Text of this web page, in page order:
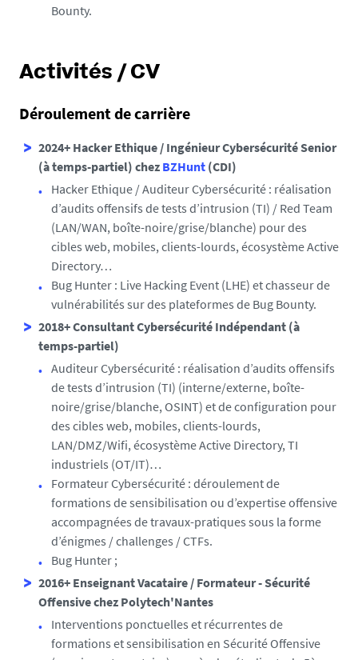
Bounty.
Activités / CV
Déroulement de carrière
2024+ Hacker Ethique / Ingénieur Cybersécurité Senior
(à temps-partiel) chez BZHunt (CDI)
Hacker Ethique / Auditeur Cybersécurité : réalisation
d’audits offensifs de tests d’intrusion (TI) / Red Team
(LAN/WAN, boîte-noire/grise/blanche) pour des
cibles web, mobiles, clients-lourds, écosystème Active
Directory…
Bug Hunter : Live Hacking Event (LHE) et chasseur de
vulnérabilités sur des plateformes de Bug Bounty.
2018+ Consultant Cybersécurité Indépendant (à
temps-partiel)
Auditeur Cybersécurité : réalisation d’audits offensifs
de tests d’intrusion (TI) (interne/externe, boîte-
noire/grise/blanche, OSINT) et de configuration pour
des cibles web, mobiles, clients-lourds,
LAN/DMZ/Wifi, écosystème Active Directory, TI
industriels (OT/IT)…
Formateur Cybersécurité : déroulement de
formations de sensibilisation ou d’expertise offensive
accompagnées de travaux-pratiques sous la forme
d’énigmes / challenges / CTFs.
Bug Hunter ;
2016+ Enseignant Vacataire / Formateur - Sécurité
Offensive chez Polytech'Nantes
Interventions ponctuelles et récurrentes de
formations et sensibilisation en Sécurité Offensive